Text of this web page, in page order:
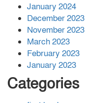
January 2024
December 2023
November 2023
March 2023
February 2023
January 2023
Categories